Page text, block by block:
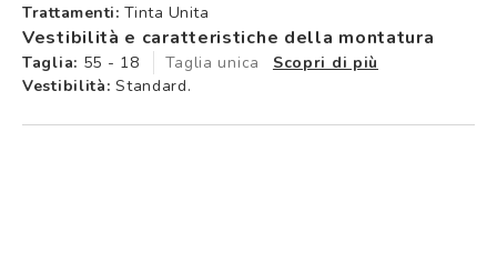
Trattamenti: Tinta Unita
Vestibilità e caratteristiche della montatura
Taglia: 55 - 18 Taglia unica
Scopri di più
Vestibilità: Standard.